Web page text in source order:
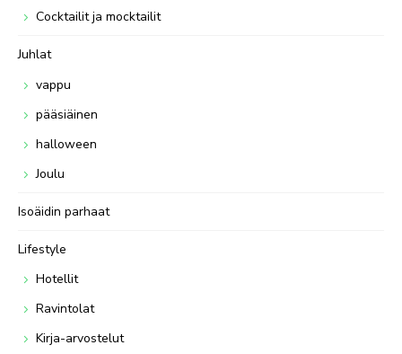
Cocktailit ja mocktailit
Juhlat
vappu
pääsiäinen
halloween
Joulu
Isoäidin parhaat
Lifestyle
Hotellit
Ravintolat
Kirja-arvostelut